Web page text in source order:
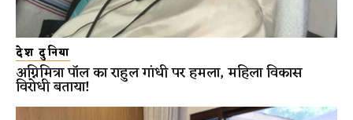
देश दुनिया
अग्निमित्रा पॉल का राहुल गांधी पर हमला, महिला विकास
विरोधी बताया!